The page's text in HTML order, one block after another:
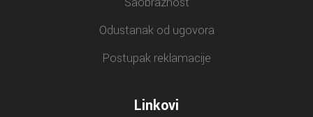
Odustanak od ugovora
Postupak reklamacije
Linkovi